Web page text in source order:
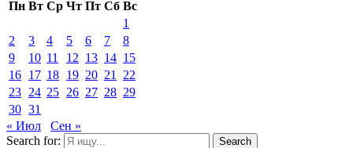
Пн Вт Ср Чт Пт Сб Вс
1
2
3 4 5 6 7
8
9
10 11 12 13 14 15
16 17 18 19 20 21
22
23 24 25 26 27 28 29
30 31
« Июл
Сен »
Search for:
Search